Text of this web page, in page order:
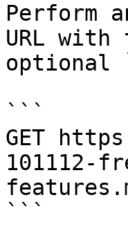
Perform
URL
optional
```
GET
101112-
```